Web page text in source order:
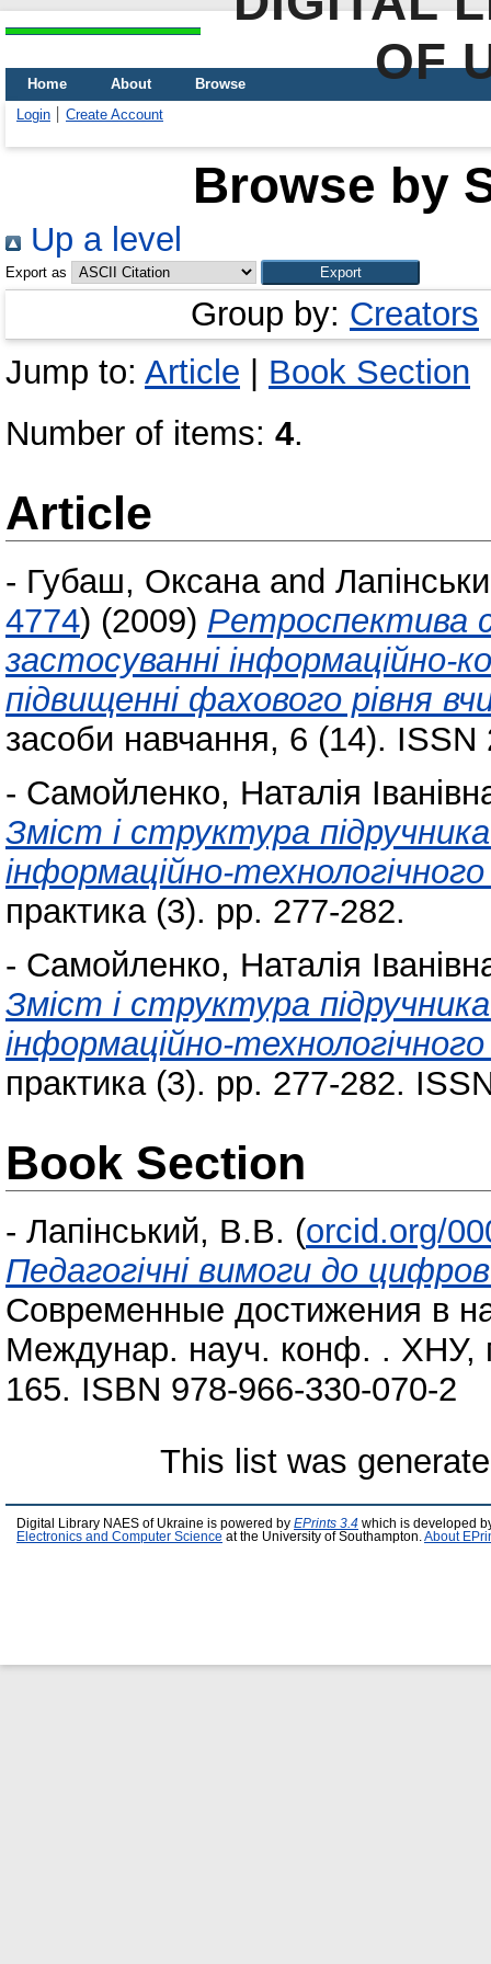
OF
Home About
Browse
Login
Create Account
Browse by
Up a level
Export as
Group by: Creators
Jump to: Article
Book Section
Number of items: 4.
Article
- Губаш, Оксанаand
4774) (2009) Ретроспектива
застосуванні інформаційно-
підвищенні фахового рівня
засоби навчання, 6 (14). ISSN
- Самойленко, Наталія
Зміст і структура
інформаційно-
практика (3). pp. 277-282.
- Самойленко, Наталія
Зміст і структура
інформаційно-
практика (3). pp. 277-282.
Book Section
- Лапінський, В.В. (orcid.org/
Педагогічні вимоги до
Современные достижения в
Междунар. науч. конф. . ХНУ,
165. ISBN 978-966-330-070-2
This list was
Digital Library NAES of Ukraine is powered by EPrints 3.4 which is developed
Electronics and Computer Science at the University of Southampton. About